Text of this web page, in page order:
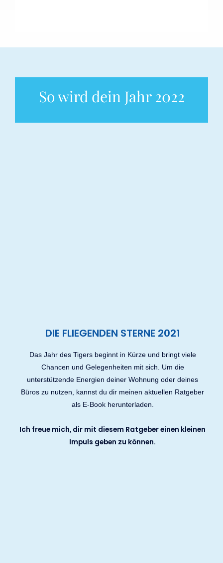
So wird dein Jahr 2022
DIE FLIEGENDEN STERNE 2021
Das Jahr des Tigers beginnt in Kürze und bringt viele
Chancen und Gelegenheiten mit sich. Um die
unterstützende Energien deiner Wohnung oder deines
Büros zu nutzen, kannst du dir meinen aktuellen Ratgeber
als E-Book herunterladen.
Ich freue mich, dir mit diesem Ratgeber einen kleinen
Impuls geben zu können.